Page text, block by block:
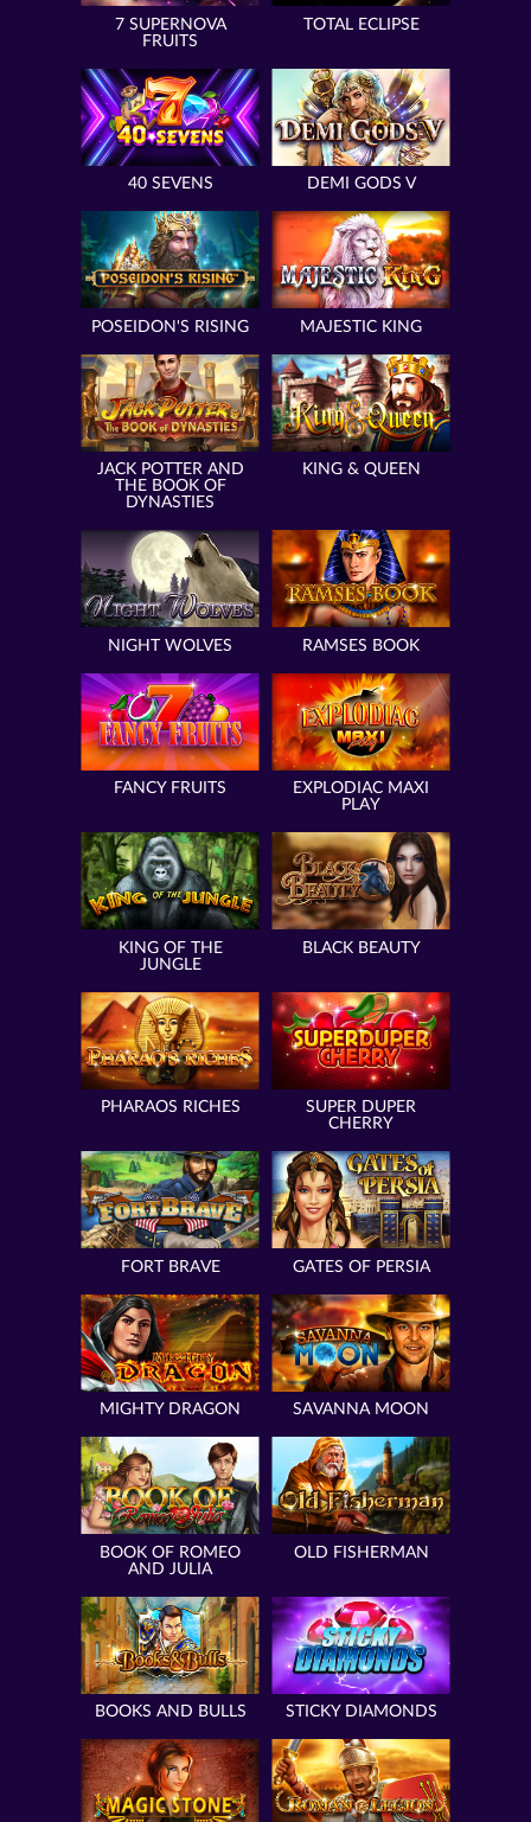
7 SUPERNOVA
FRUITS
TOTAL ECLIPSE
40 SEVENS DEMI GODS V
POSEIDON'S RISING MAJESTIC KING
JACK POTTER AND
THE BOOK OF
DYNASTIES
KING & QUEEN
NIGHT WOLVES RAMSES BOOK
FANCY FRUITS
EXPLODIAC MAXI
PLAY
KING OF THE
JUNGLE
BLACK BEAUTY
PHARAOS RICHES
SUPER DUPER
CHERRY
FORT BRAVE GATES OF PERSIA
MIGHTY DRAGON SAVANNA MOON
BOOK OF ROMEO
AND JULIA
OLD FISHERMAN
BOOKS AND BULLS STICKY DIAMONDS